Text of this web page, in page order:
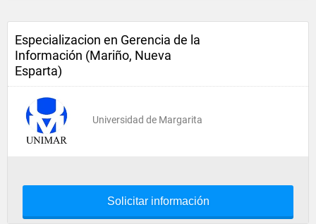
Especializacion en Gerencia de la
Información (Mariño, Nueva
Esparta)
Universidad de Margarita
Solicitar información